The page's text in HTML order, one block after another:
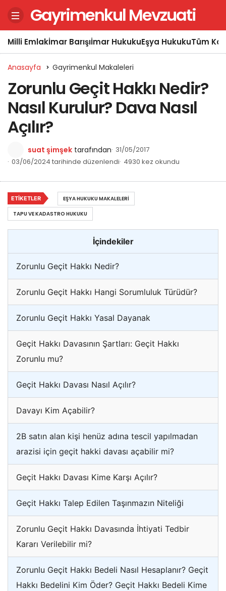
Gayrimenkul Mevzuati
Milli Emlakİmar Barışıİmar HukukuEşya HukukuTüm
Anasayfa Gayrimenkul Makaleleri
Zorunlu Geçit Hakkı Nedir?
Nasıl Kurulur? Dava Nasıl
Açılır?
suat şimşek tarafından 31/05/2017
03/06/2024 tarihinde düzenlendi 4930 kez okundu
İçindekiler
Zorunlu Geçit Hakkı Nedir?
Zorunlu Geçit Hakkı Hangi Sorumluluk Türüdür?
Zorunlu Geçit Hakkı Yasal Dayanak
Geçit Hakkı Davasının Şartları: Geçit Hakkı
Zorunlu mu?
Geçit Hakkı Davası Nasıl Açılır?
Davayı Kim Açabilir?
2B satın alan kişi henüz adına tescil yapılmadan
arazisi için geçit hakki davası açabilir mi?
Geçit Hakkı Davası Kime Karşı Açılır?
Geçit Hakkı Talep Edilen Taşınmazın Niteliği
Zorunlu Geçit Hakkı Davasında İhtiyati Tedbir
Kararı Verilebilir mi?
Zorunlu Geçit Hakkı Bedeli Nasıl Hesaplanır? Geçit
Hakkı Bedelini Kim Öder? Geçit Hakkı Bedeli Kime
ETIKETLER
EŞYA HUKUKU MAKALELERI
TAPU VE KADASTRO HUKUKU